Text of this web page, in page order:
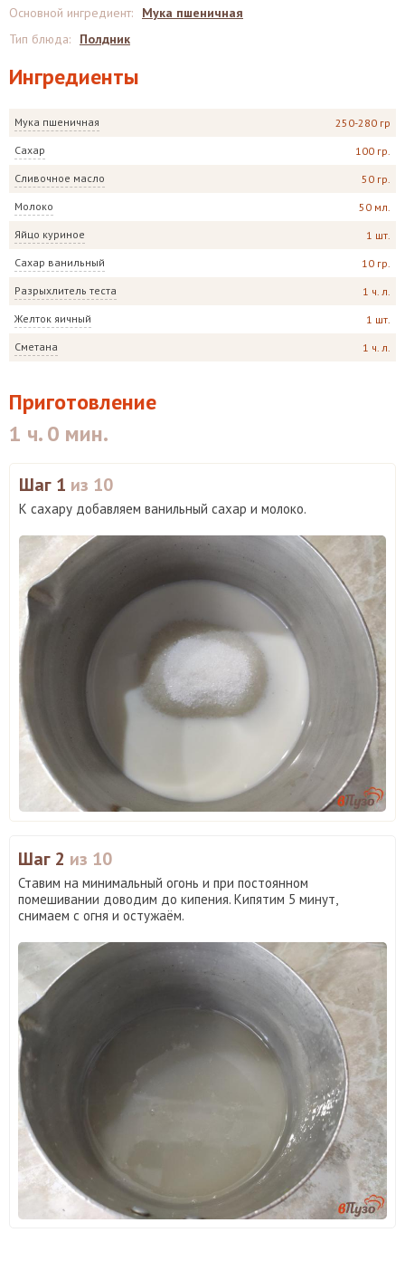
Ингредиенты
Мука пшеничная 250-280 гр
Сахар 100 гр.
Сливочное масло 50 гр.
Молоко 50 мл.
Яйцо куриное 1 шт.
Сахар ванильный 10 гр.
Разрыхлитель теста 1 ч. л.
Желток яичный 1 шт.
Сметана 1 ч. л.
Основной ингредиент:
Мука пшеничная
Тип блюда: Полдник
Приготовление
1 ч. 0 мин.
Шаг 1 из 10
К сахару добавляем ванильный сахар и молоко.
Шаг 2 из 10
Ставим на минимальный огонь и при постоянном
помешивании доводим до кипения. Кипятим 5 минут,
снимаем с огня и остужаём.